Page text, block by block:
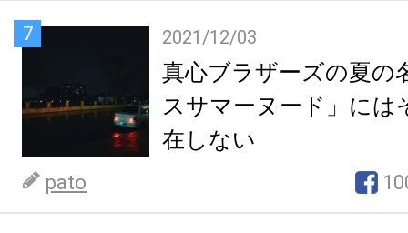
7 2021/12/03
真心ブラザーズの夏の
スサマーヌード」には
在しない
pato